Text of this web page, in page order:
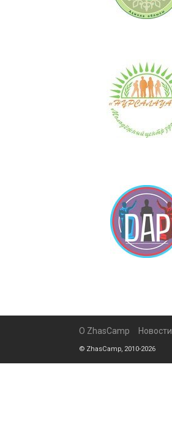
О ZhasCamp Новости
© ZhasCamp, 2010-2026